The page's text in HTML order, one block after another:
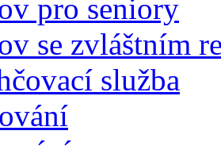
pro seniory
se zvláštním
služba